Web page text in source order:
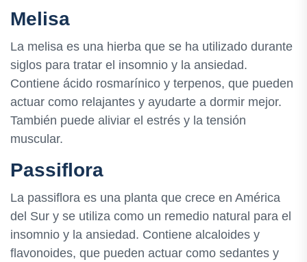
Melisa
La melisa es una hierba que se ha utilizado durante
siglos para tratar el insomnio y la ansiedad.
Contiene ácido rosmarínico y terpenos, que pueden
actuar como relajantes y ayudarte a dormir mejor.
También puede aliviar el estrés y la tensión
muscular.
Passiflora
La passiflora es una planta que crece en América
del Sur y se utiliza como un remedio natural para el
insomnio y la ansiedad. Contiene alcaloides y
flavonoides, que pueden actuar como sedantes y